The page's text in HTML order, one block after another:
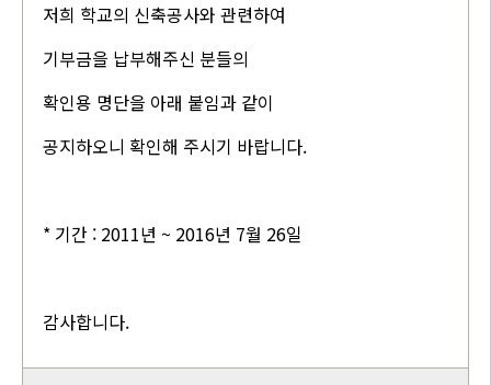
저희 학교의 신축공사와 관련하여
기부금을 납부해주신 분들의
확인용 명단을 아래 붙임과 같이
공지하오니 확인해 주시기 바랍니다.
* 기간 : 2011년 ~ 2016년 7월 26일
감사합니다.